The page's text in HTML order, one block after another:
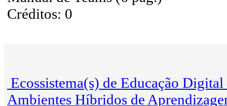
Créditos: 0
Ecossistema(s) de Educação Digital
Ambientes Híbridos de